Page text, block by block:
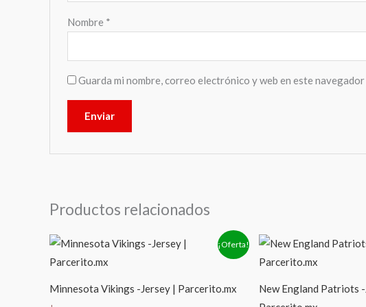
Nombre *
Guarda mi nombre, correo electrónico y web en este
Productos relacionados
¡Oferta!
Minnesota Vikings -Jersey | Parcerito.mx
El
precio
original
$2,449.00.
precio
$1,379.00.
New England Patriots
precio
original
$2,449.00.
El